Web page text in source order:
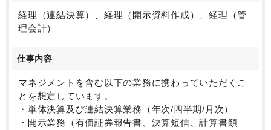
積むことができます。
■柔軟な働き方
り、パフォーマンスを最大化できる柔軟な働き方を実
現できます。
集中して業務に取り組むリモート環境と、経営層や事
業部門と密に連携する出社のバランスを取りながら、
効率的かつ質の高いアウトプットが求められる環境で
す。
経理（連結決算）、経理（開示資料作成）、経理（管
理会計）
仕事内容
マネジメントを含む以下の業務に携わっていただくこ
とを想定しています。
・単体決算及び連結決算業務（年次/四半期/月次）
・開示業務（有価証券報告書、決算短信、計算書類